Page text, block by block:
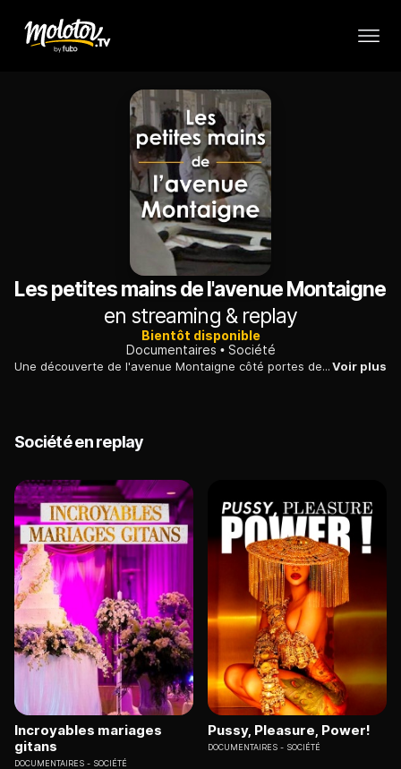
Les petites mains de l'avenue Montaigne
en streaming & replay
Bientôt disponible
Documentaires
Société
Une découverte de l'avenue Montaigne côté portes de service et arrière-boutiques : tout d'un coup, le luxe et l'élégance prennent une autre couleur.Voir plus
Société en replay
Incroyables mariages
gitans
DOCUMENTAIRES SOCIÉTÉ
Pussy, Pleasure, Power!
DOCUMENTAIRES SOCIÉTÉ